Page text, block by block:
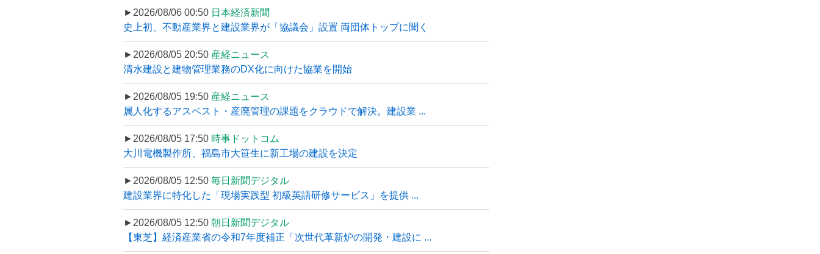
►2026/08/06 00:50 日本経済新聞
史上初、不動産業界と建設業界が「協議会」設置 両団体トップに聞く
►2026/08/05 20:50 産経ニュース
清水建設と建物管理業務のDX化に向けた協業を開始
►2026/08/05 19:50 産経ニュース
属人化するアスベスト・産廃管理の課題をクラウドで解決。建設業 ...
►2026/08/05 17:50 時事ドットコム
大川電機製作所、福島市大笹生に新工場の建設を決定
►2026/08/05 12:50 毎日新聞デジタル
建設業界に特化した「現場実践型 初級英語研修サービス」を提供 ...
►2026/08/05 12:50 朝日新聞デジタル
【東芝】経済産業省の令和7年度補正「次世代革新炉の開発・建設に ...